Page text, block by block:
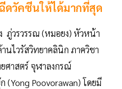
ดวัคซีนให้ได้มากที่สุด
ภู่วรวรรณ (หมอยง) หัวหน้า
นไวรัสวิทยาคลินิก ภาควิชา
ศาสตร์ จุฬาลงกรณ์
(Yong Poovorawan) โดยมี